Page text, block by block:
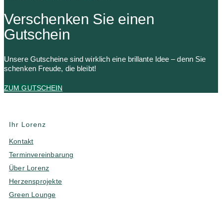
Verschenken Sie einen
Gutschein
Unsere Gutscheine sind wirklich eine brillante Idee – denn Sie
schenken Freude, die bleibt!
ZUM GUTSCHEIN
Ihr Lorenz
Kontakt
Terminvereinbarung
Über Lorenz
Herzensprojekte
Green Lounge